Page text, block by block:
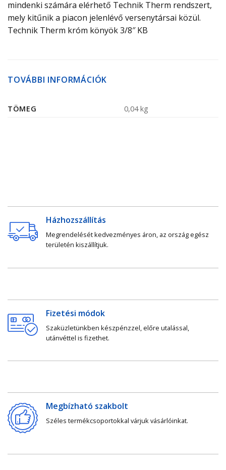
mindenki számára elérhető Technik Therm rendszert,
mely kitűnik a piacon jelenlévő versenytársai közül.
Technik Therm króm könyök 3/8″ KB
TOVÁBBI INFORMÁCIÓK
TÖMEG 0,04 kg
Házhozszállítás
Megrendelését kedvezményes áron, az ország egész
területén kiszállítjuk.
Fizetési módok
Szaküzletünkben készpénzzel, előre utalással,
utánvéttel is fizethet.
Megbízható szakbolt
Széles termékcsoportokkal várjuk vásárlóinkat.